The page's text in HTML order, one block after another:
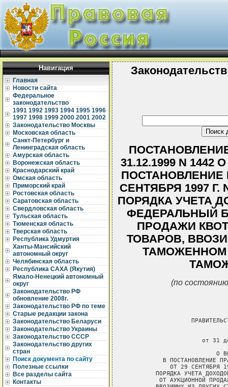
Навигация
Главная
Новости сайта
Федеральное
законодательство
1991 1992 1993 1994 1995 1996
1997 1998 1999 2000 2001 2002
Законодательство Москвы
Московская область
Санкт-Петербург и
Ленинградская область
Амурская область
Воронежская область
Краснодарский край
Омская область
Приморский край
Ростовская область
Саратовская область
Свердловская область
Тульская область
Тюменская область
Тверская область
Республика Удмуртия
Ханты-Мансийский
автономный округ
Челябинская область
Республика САХА (Якутия)
Ямало-Ненецкий автономный
округ
Законодательство РФ
обновление 2008г.
Законодательство РФ по теме
Старые редакции закона
Законодательство Беларуси
Законодательство Украины
Законодательство СССР
Законодательство других
стран
Поиск документа по сайту
Полезные ссылки
Все разделы сайта
Контакты
31.12.1999 N
ПОСТАНОВЛЕНИЕ
СЕНТЯБРЯ 1997
ПОРЯДКА УЧЕТА
ФЕДЕРАЛЬНЫЙ
ПРОДАЖИ
ТОВАРОВ,
(по